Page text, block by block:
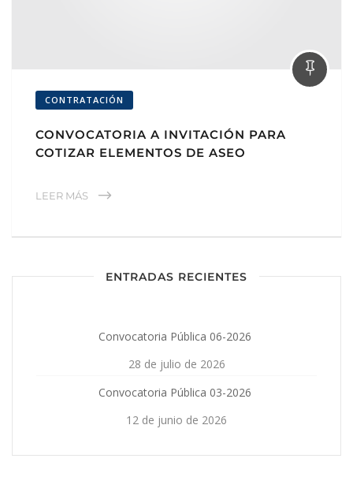
CONTRATACIÓN
CONVOCATORIA A INVITACIÓN PARA
COTIZAR ELEMENTOS DE ASEO
LEER MÁS
ENTRADAS RECIENTES
Convocatoria Pública 06-2026
28 de julio de 2026
Convocatoria Pública 03-2026
12 de junio de 2026